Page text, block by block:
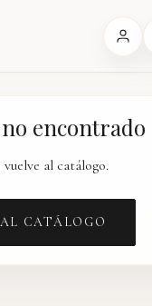
encontrado
al catálogo.
CATÁLOGO